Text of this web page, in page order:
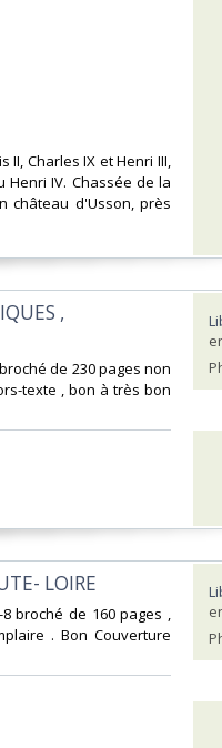
II, Charles IX et Henri III,
IV. Chassée de la
château d'Usson, près
,
broché de 230 pages non
texte , bon à très bon
LOIRE‎
8 broché de 160 pages ,
. Bon Couverture